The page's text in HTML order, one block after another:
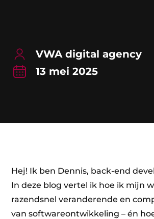
VWA digital agency
13 mei 2025
Hej! Ik ben Dennis, back-end
In deze blog vertel ik hoe ik mijn
razendsnel veranderende en
van softwareontwikkeling – én